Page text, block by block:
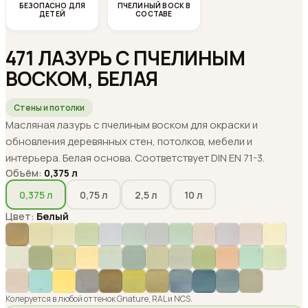
БЕЗОПАСНО ДЛЯ
ДЕТЕЙ
ПЧЕЛИНЫЙ ВОСК В
СОСТАВЕ
471 ЛАЗУРЬ С ПЧЕЛИНЫМ
ВОСКОМ, БЕЛАЯ
Стены и потолки
Масляная лазурь с пчелиным воском для окраски и
обновления деревянных стен, потолков, мебели и
интерьера. Белая основа. Соответствует DIN EN 71-3.
Объём: 0,375 л
0,375л 0,75л 2,5л 10 л
Цвет: Белый
Колеруется в любой оттенок Gnature, RAL и NCS.